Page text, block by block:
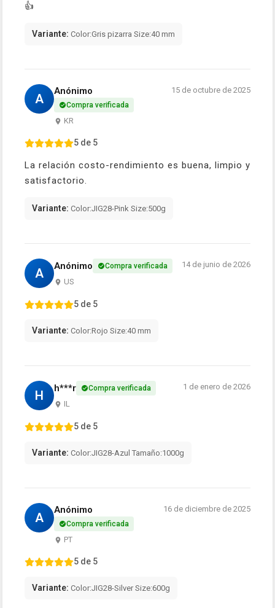
👍
Variante: Color:Gris pizarra Size:40 mm
A
Anónimo
Compra verificada
KR
15 de octubre de 2025
5 de 5
La relación costo-rendimiento es buena, limpio y
satisfactorio.
Variante: Color:JIG28-Pink Size:500g
A Anónimo Compra verificada
US
14 de junio de 2026
5 de 5
Variante: Color:Rojo Size:40 mm
H h***r Compra verificada
IL
1 de enero de 2026
5 de 5
Variante: Color:JIG28-Azul Tamaño:1000g
A
Anónimo
Compra verificada
PT
16 de diciembre de 2025
5 de 5
Variante: Color:JIG28-Silver Size:600g